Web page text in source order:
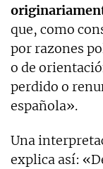
que, como
por razones
o de
perdido o
española».
Una
explica así: